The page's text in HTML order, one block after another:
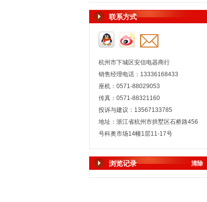
联系方式
杭州市下城区安信电器商行
销售经理电话：13336168433
座机：0571-88029053
传真：0571-88321160
投诉与建议：13567133785
地址：浙江省杭州市拱墅区石桥路456
号科奥市场14幢1层11-17号
浏览记录 清除